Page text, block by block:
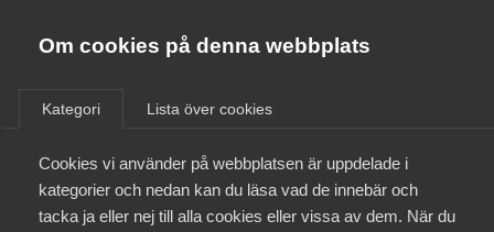
Om cookies på denna webbplats
Kategori Lista över cookies
Cookies vi använder på webbplatsen är uppdelade i
kategorier och nedan kan du läsa vad de innebär och
tacka ja eller nej till alla cookies eller vissa av dem. När du
Almega Utbildning
Innovations­företagen
Om Almega
Aktuellt
Medlemskapet
21 maj 2012